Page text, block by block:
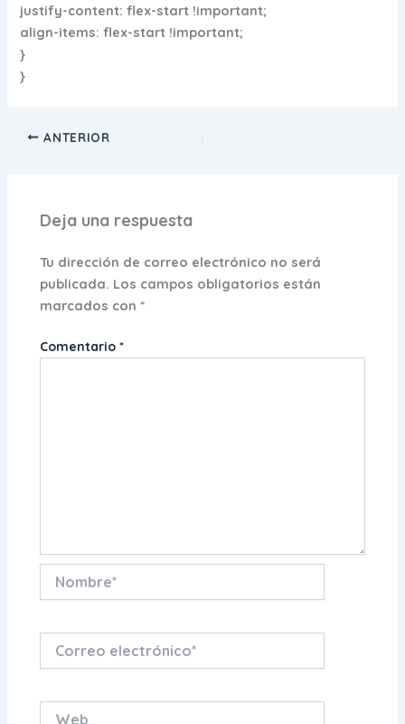
justify-content: flex-start !important;
align-items: flex-start !important;
}
}
ANTERIOR
Deja una respuesta
Tu dirección de correo electrónico no será
publicada. Los campos obligatorios están
marcados con*
Comentario*
electrónico*